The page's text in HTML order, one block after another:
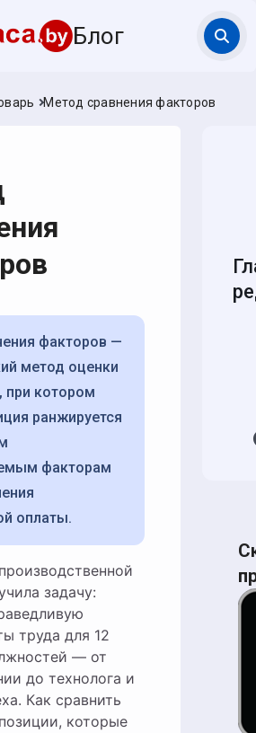
Блог
Метод сравнения факторов
метод оценки
при котором
ранжируется
факторам
оплаты.
задачу:
труда для 12
— от
до технолога и
Как сравнить
которые